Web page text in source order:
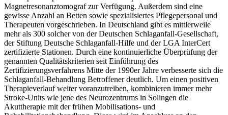
Magnetresonanztomograf zur Verfügung. Außerdem sind eine
gewisse Anzahl an Betten sowie spezialisiertes Pflegepersonal und
Therapeuten vorgeschrieben. In Deutschland gibt es mittlerweile
mehr als 300 solcher von der Deutschen Schlaganfall-Gesellschaft,
der Stiftung Deutsche Schlaganfall-Hilfe und der LGA InterCert
zertifizierte Stationen. Durch eine kontinuierliche Überprüfung der
genannten Qualitätskriterien seit Einführung des
Zertifizierungsverfahrens Mitte der 1990er Jahre verbesserte sich die
Schlaganfall-Behandlung Betroffener deutlich. Um einen positiven
Therapieverlauf weiter voranzutreiben, kombinieren immer mehr
Stroke-Units wie jene des Neurozentrums in Solingen die
Akuttherapie mit der frühen Mobilisations- und